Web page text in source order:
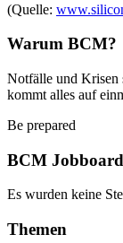
(Quelle:
Warum BCM?
Notfälle und Krisen
kommt alles auf
Be prepared
BCM Jobboard
Es wurden keine
Themen